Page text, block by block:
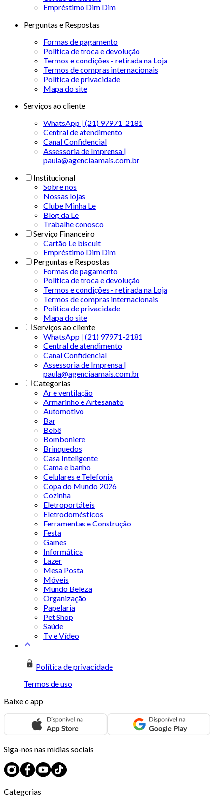
Empréstimo Dim Dim
Perguntas e Respostas
Formas de pagamento
Política de troca e devolução
Termos e condições - retirada na Loja
Termos de compras internacionais
Politica de privacidade
Mapa do site
Serviços ao cliente
WhatsApp | (21) 97971-2181
Central de atendimento
Canal Confidencial
Assessoria de Imprensa |
paula@agenciaamais.com.br
Institucional
Sobre nós
Nossas lojas
Clube Minha Le
Blog da Le
Trabalhe conosco
Serviço Financeiro
Cartão Le biscuit
Empréstimo Dim Dim
Perguntas e Respostas
Formas de pagamento
Política de troca e devolução
Termos e condições - retirada na Loja
Termos de compras internacionais
Politica de privacidade
Mapa do site
Serviços ao cliente
WhatsApp | (21) 97971-2181
Central de atendimento
Canal Confidencial
Assessoria de Imprensa |
paula@agenciaamais.com.br
Categorias
Ar e ventilação
Armarinho e Artesanato
Automotivo
Bar
Bebê
Bomboniere
Brinquedos
Casa Inteligente
Cama e banho
Celulares e Telefonia
Copa do Mundo 2026
Cozinha
Eletroportáteis
Eletrodomésticos
Ferramentas e Construção
Festa
Games
Informática
Lazer
Mesa Posta
Móveis
Mundo Beleza
Organização
Papelaria
Pet Shop
Saúde
Tv e Vídeo
Política de privacidade
Termos de uso
Baixe o app
Siga-nos nas mídias sociais
Categorias